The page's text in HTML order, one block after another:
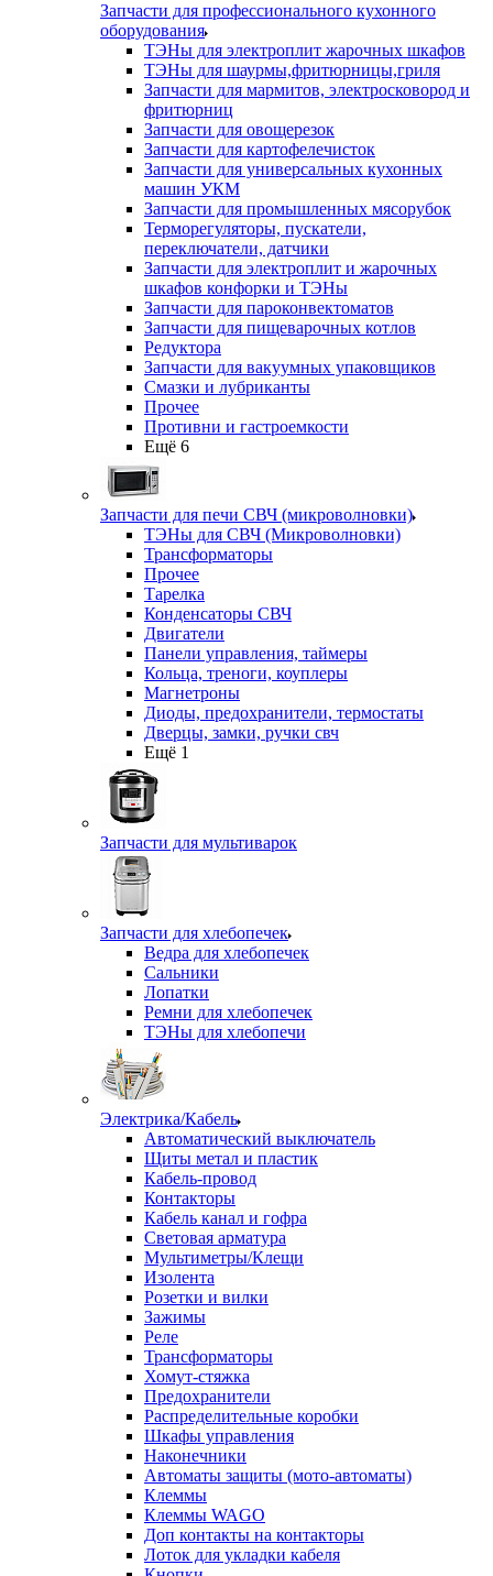
Запчасти для профессионального кухонного
оборудования
ТЭНы для электроплит жарочных шкафов
ТЭНы для шаурмы,фритюрницы,гриля
Запчасти для мармитов, электросковород и
фритюрниц
Запчасти для овощерезок
Запчасти для картофелечисток
Запчасти для универсальных кухонных
машин УКМ
Запчасти для промышленных мясорубок
Терморегуляторы, пускатели,
переключатели, датчики
Запчасти для электроплит и жарочных
шкафов конфорки и ТЭНы
Запчасти для пароконвектоматов
Запчасти для пищеварочных котлов
Редуктора
Запчасти для вакуумных упаковщиков
Смазки и лубриканты
Прочее
Противни и гастроемкости
Ещё 6
Запчасти для печи СВЧ (микроволновки)
ТЭНы для СВЧ (Микроволновки)
Трансформаторы
Прочее
Тарелка
Конденсаторы СВЧ
Двигатели
Панели управления, таймеры
Кольца, треноги, коуплеры
Магнетроны
Диоды, предохранители, термостаты
Дверцы, замки, ручки свч
Ещё 1
Запчасти для мультиварок
Запчасти для хлебопечек
Ведра для хлебопечек
Сальники
Лопатки
Ремни для хлебопечек
ТЭНы для хлебопечи
Электрика/Кабель
Автоматический выключатель
Щиты метал и пластик
Кабель-провод
Контакторы
Кабель канал и гофра
Световая арматура
Мультиметры/Клещи
Изолента
Розетки и вилки
Зажимы
Реле
Трансформаторы
Хомут-стяжка
Предохранители
Распределительные коробки
Шкафы управления
Наконечники
Автоматы защиты (мото-автоматы)
Клеммы
Клеммы WAGO
Доп контакты на контакторы
Лоток для укладки кабеля